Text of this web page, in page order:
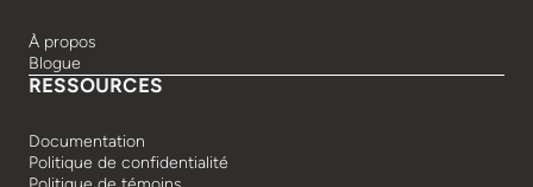
À propos
Blogue
RESSOURCES
Documentation
Politique de confidentialité